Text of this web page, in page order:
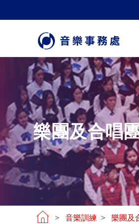
樂團及合唱
>音樂訓練 >樂團及